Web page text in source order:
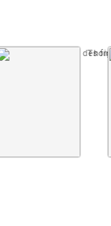
1694 (Recueil des